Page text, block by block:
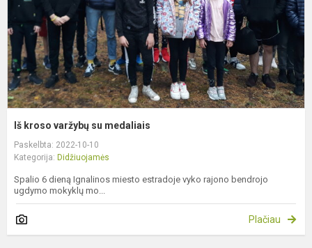
Iš kroso varžybų su medaliais
Paskelbta: 2022-10-10
Kategorija: Didžiuojamės
Spalio 6 dieną Ignalinos miesto estradoje vyko rajono bendrojo
ugdymo mokyklų mo...
Plačiau